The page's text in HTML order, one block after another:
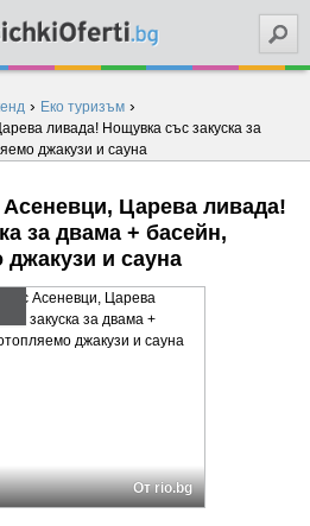
› Еко туризъм ›
ливада! Нощувка със закуска за
джакузи и сауна
Царева ливада!
за двама + басейн,
джакузи и сауна
От rio.bg